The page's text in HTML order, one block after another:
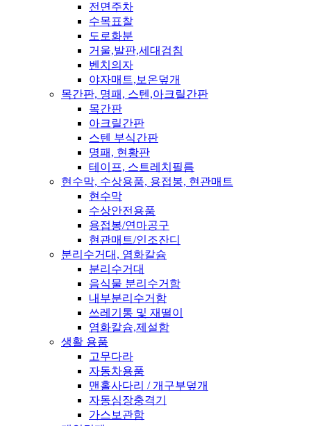
전면주차
수목표찰
도로화분
거울,발판,세대검침
벤치의자
야자매트,보온덮개
목간판, 명패, 스텐,아크릴간판
목간판
아크릴간판
스텐 부식간판
명패, 현황판
테이프, 스트레치필름
현수막, 수상용품, 용접봉, 현관매트
현수막
수상안전용품
용접봉/연마공구
현관매트/인조잔디
분리수거대, 염화칼슘
분리수거대
음식물 분리수거함
내부분리수거함
쓰레기통 및 재떨이
염화칼슘,제설함
생활 용품
고무다라
자동차용품
맨홀사다리 / 개구부덮개
자동심장충격기
가스보관함